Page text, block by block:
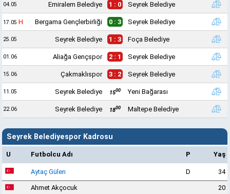
04.05 Emiralem Belediye 1 : 0 Seyrek Belediye
17.05 H Bergama Gençlerbirliği 0 : 3 Seyrek Belediye
25.05 Seyrek Belediye 1 : 3 Foça Belediye
01.06 Aliağa Gençspor 2 : 1 Seyrek Belediye
15.06 Çakmaklıspor 3 : 2 Seyrek Belediye
11.05 Seyrek Belediye 1500 Yeni Bağarası
22.06 Seyrek Belediye 1800 Maltepe Belediye
Seyrek Belediyespor Kadrosu
U Futbolcu Adı P Yaş
Aytaç Gülen D 34
Ahmet Akçocuk
20